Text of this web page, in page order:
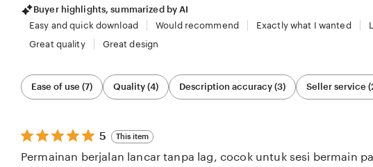
Buyer highlights, summarized by AI
Easy and quick download
Would recommend Exactly what I wanted
Great quality
Great design
Filter
by
category
Ease of use (7) Quality (4) Description accuracy (3) Seller service
5
out
of
5 This item
Permainan berjalan lancar tanpa lag, cocok untuk sesi bermain